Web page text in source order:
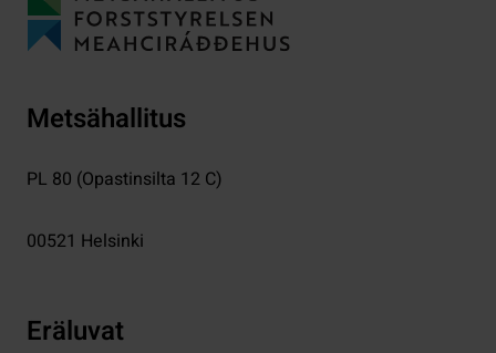
Metsähallitus
PL 80 (Opastinsilta 12 C)
00521 Helsinki
Eräluvat